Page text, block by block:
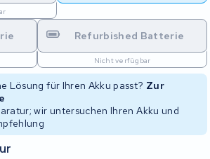
Refurbished Batterie
Nicht verfügbar
Lösung für Ihren Akku passt? Zur
wir untersuchen Ihren Akku und